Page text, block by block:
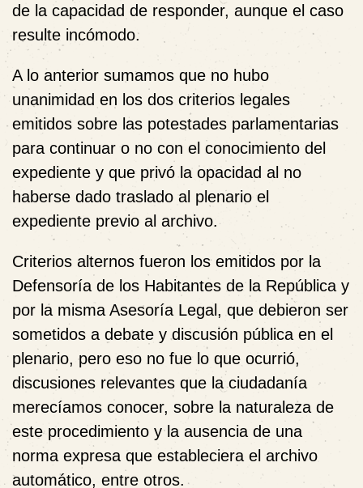
de la capacidad de responder, aunque el caso
resulte incómodo.
A lo anterior sumamos que no hubo
unanimidad en los dos criterios legales
emitidos sobre las potestades parlamentarias
para continuar o no con el conocimiento del
expediente y que privó la opacidad al no
haberse dado traslado al plenario el
expediente previo al archivo.
Criterios alternos fueron los emitidos por la
Defensoría de los Habitantes de la República y
por la misma Asesoría Legal, que debieron ser
sometidos a debate y discusión pública en el
plenario, pero eso no fue lo que ocurrió,
discusiones relevantes que la ciudadanía
merecíamos conocer, sobre la naturaleza de
este procedimiento y la ausencia de una
norma expresa que estableciera el archivo
automático, entre otros.